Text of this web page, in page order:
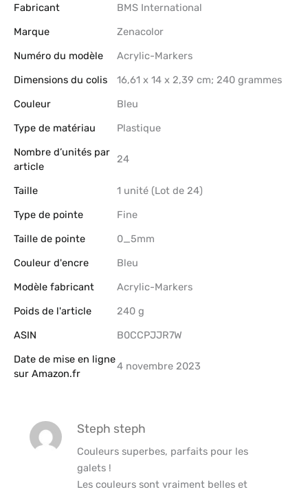
Fabricant
‎BMS International
Marque
‎Zenacolor
Numéro du modèle
‎Acrylic-Markers
Dimensions du colis
‎16,61 x 14 x 2,39 cm; 240 grammes
Couleur
‎Bleu
Type de matériau
‎Plastique
Nombre d’unités par
article
‎24
Taille
‎1 unité (Lot de 24)
Type de pointe
‎Fine
Taille de pointe
‎0_5mm
Couleur d'encre
‎Bleu
Modèle fabricant
‎Acrylic-Markers
Poids de l'article
‎240 g
ASIN
B0CCPJJR7W
Date de mise en ligne
sur Amazon.fr
4 novembre 2023
Steph steph
Couleurs superbes, parfaits pour les
galets !
Les couleurs sont vraiment belles et